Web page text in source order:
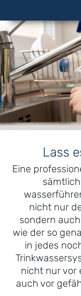
Lass
Eine
nicht nur
sondern
wie der so
in jedes
nicht nur vor
auch vor